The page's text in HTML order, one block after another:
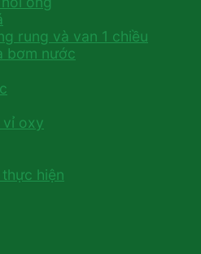
rung và van 1 chiều
bơm nước
vỉ oxy
hiện